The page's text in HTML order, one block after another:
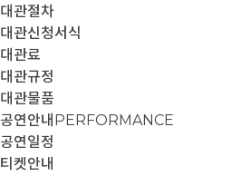
대관절차
대관신청서식
대관료
대관규정
대관물품
공연안내 PERFORMANCE
공연일정
티켓안내